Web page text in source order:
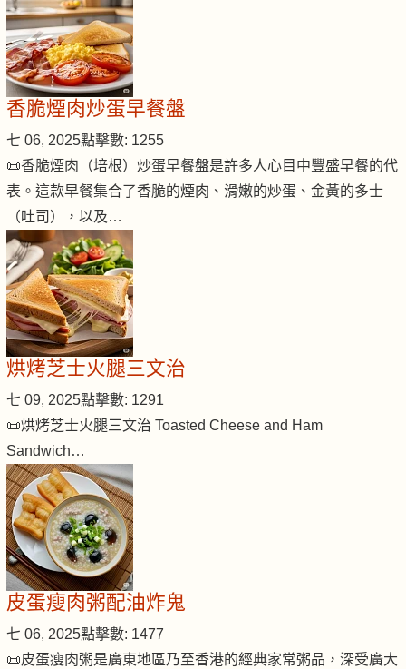
香脆煙肉炒蛋早餐盤
七 06, 2025點擊數: 1255
📜香脆煙肉（培根）炒蛋早餐盤是許多人心目中豐盛早餐的代
表。這款早餐集合了香脆的煙肉、滑嫩的炒蛋、金黃的多士
（吐司），以及…
烘烤芝士火腿三文治
七 09, 2025點擊數: 1291
📜烘烤芝士火腿三文治 Toasted Cheese and Ham
Sandwich…
皮蛋瘦肉粥配油炸鬼
七 06, 2025點擊數: 1477
📜皮蛋瘦肉粥是廣東地區乃至香港的經典家常粥品，深受廣大